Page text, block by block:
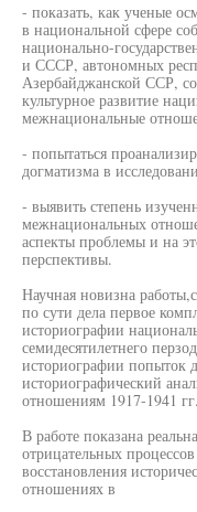
- показать, как ученые
в национальной сфере
национально-
и СССР, автономных
Азербайджанской ССР,
культурное развитие
межнациональные
- попытаться
догматизма в
- выявить степень
межнациональных
аспекты проблемы и на
перспективы.
Научная новизна
по сути дела первое
историографии
семидесятилетнего
историографии попыток
историографический
отношениям 1917-1941 гг.
В работе показана
отрицательных
восстановления
отношениях в